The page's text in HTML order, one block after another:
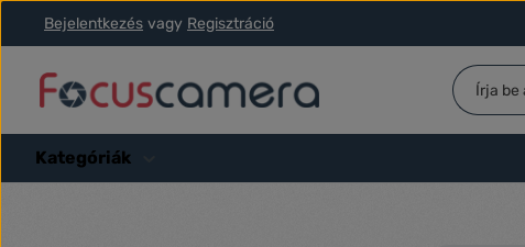
a fő tartalomra
Ugrás a kereséshez
Ugrás a fő navigációhoz
Bejelentkezés vagy Regisztráció
Kategóriák